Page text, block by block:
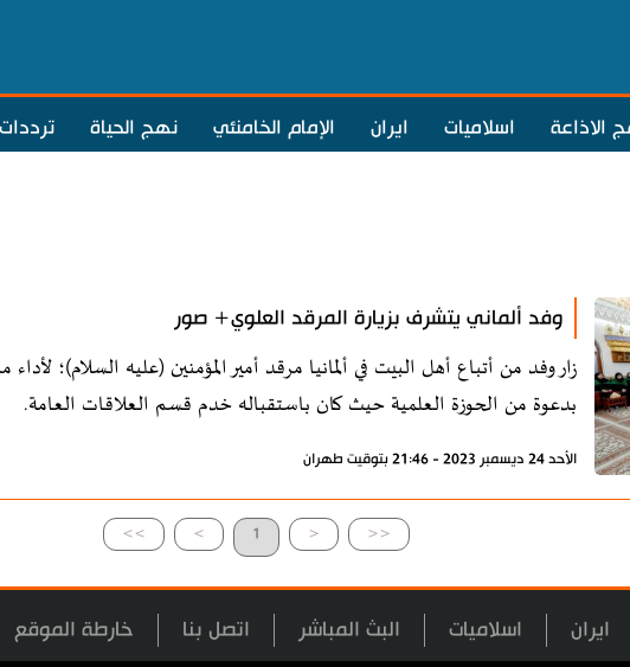
الاذاعة اسلاميات ايران الإمام الخامنئي نهج الحياة ترددات
وفد ألماني يتشرف بزيارة المرقد العلوي+ صور
زار وفد من أتباع أهل البيت في ألمانيا مرقد أمير المؤمنين (عليه السلام)؛
بدعوة من الحوزة العلمية حيث كان باستقباله خدم قسم العلاقات العامة.
الأحد 24 ديسمبر 2023 - 21:46 بتوقيت طهران
>> > 1 < <<
ايران اسلاميات البث المباشر اتصل بنا خارطة الموقع